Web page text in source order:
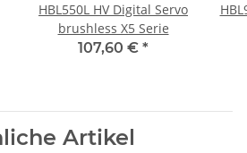
HBL550L HV Digital Servo
brushless X5 Serie
107,60 € *
Artikel